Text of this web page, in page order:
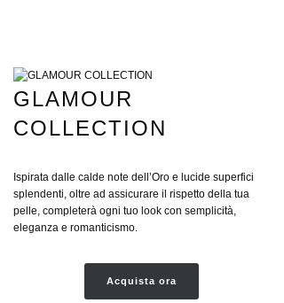
GLAMOUR
COLLECTION
Ispirata dalle calde note dell’Oro e lucide superfici
splendenti, oltre ad assicurare il rispetto della tua
pelle, completerà ogni tuo look con semplicità,
eleganza e romanticismo.
Acquista ora